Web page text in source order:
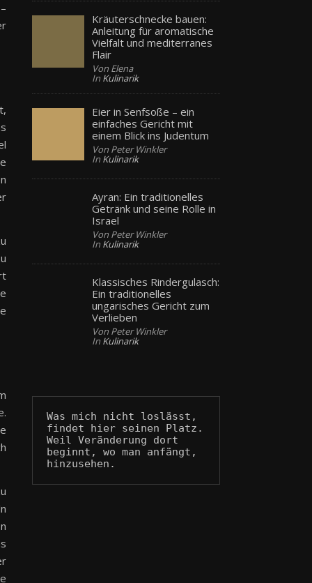
Kräuterschnecke bauen:
Anleitung für aromatische
Vielfalt und mediterranes
Flair
Von Elena
In Kulinarik
Eier in Senfsoße – ein
einfaches Gericht mit
einem Blick ins Judentum
Von Peter Winkler
In Kulinarik
Ayran: Ein traditionelles
Getränk und seine Rolle in
Israel
Von Peter Winkler
In Kulinarik
Klassisches Rindergulasch:
Ein traditionelles
ungarisches Gericht zum
Verlieben
Von Peter Winkler
In Kulinarik
Was mich nicht loslässt,
findet hier seinen Platz.
Weil Veränderung dort
beginnt, wo man anfängt,
hinzusehen.